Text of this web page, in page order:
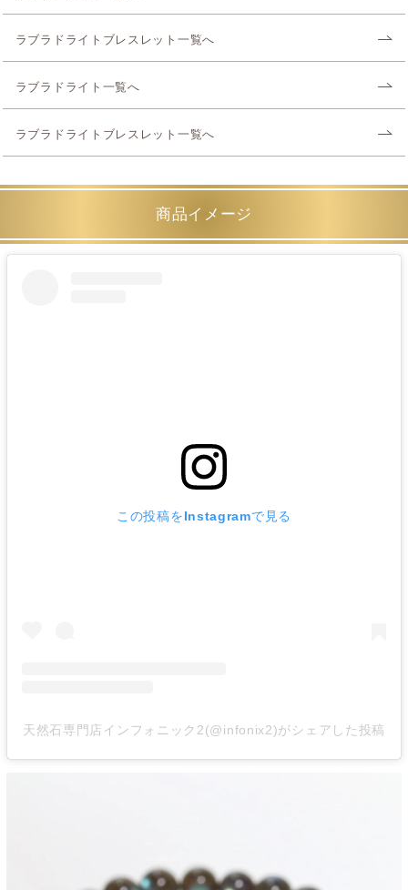
ラブラドライトブレスレット一覧へ
ラブラドライト一覧へ
ラブラドライトブレスレット一覧へ
商品イメージ
この投稿をInstagramで見る
天然石専門店インフォニック2(@infonix2)がシェアした投稿